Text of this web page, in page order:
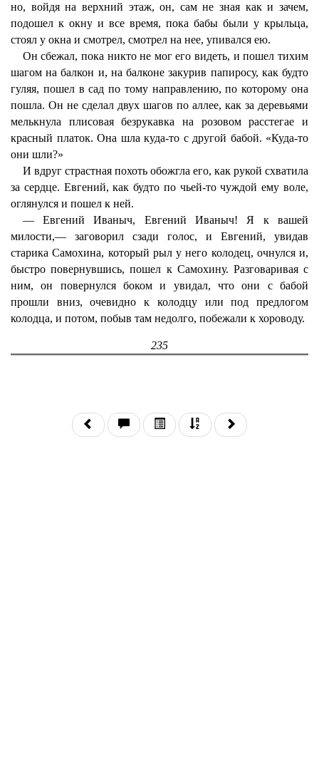
но, войдя на верхний этаж, он, сам не зная как и зачем,
подошел к окну и все время, пока бабы были у крыльца,
стоял у окна и смотрел, смотрел на нее, упивался ею.
Он сбежал, пока никто не мог его видеть, и пошел тихим
шагом на балкон и, на балконе закурив папиросу, как будто
гуляя, пошел в сад по тому направлению, по которому она
пошла. Он не сделал двух шагов по аллее, как за деревьями
мелькнула плисовая безрукавка на розовом расстегае и
красный платок. Она шла куда-то с другой бабой. «Куда-то
они шли?»
И вдруг страстная похоть обожгла его, как рукой схватила
за сердце. Евгений, как будто по чьей-то чуждой ему воле,
оглянулся и пошел к ней.
— Евгений Иваныч, Евгений Иваныч! Я к вашей
милости,— заговорил сзади голос, и Евгений, увидав
старика Самохина, который рыл у него колодец, очнулся и,
быстро повернувшись, пошел к Самохину. Разговаривая с
ним, он повернулся боком и увидал, что они с бабой
прошли вниз, очевидно к колодцу или под предлогом
колодца, и потом, побыв там недолго, побежали к хороводу.
235